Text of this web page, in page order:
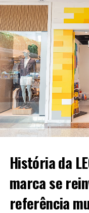
História da
marca se
referência